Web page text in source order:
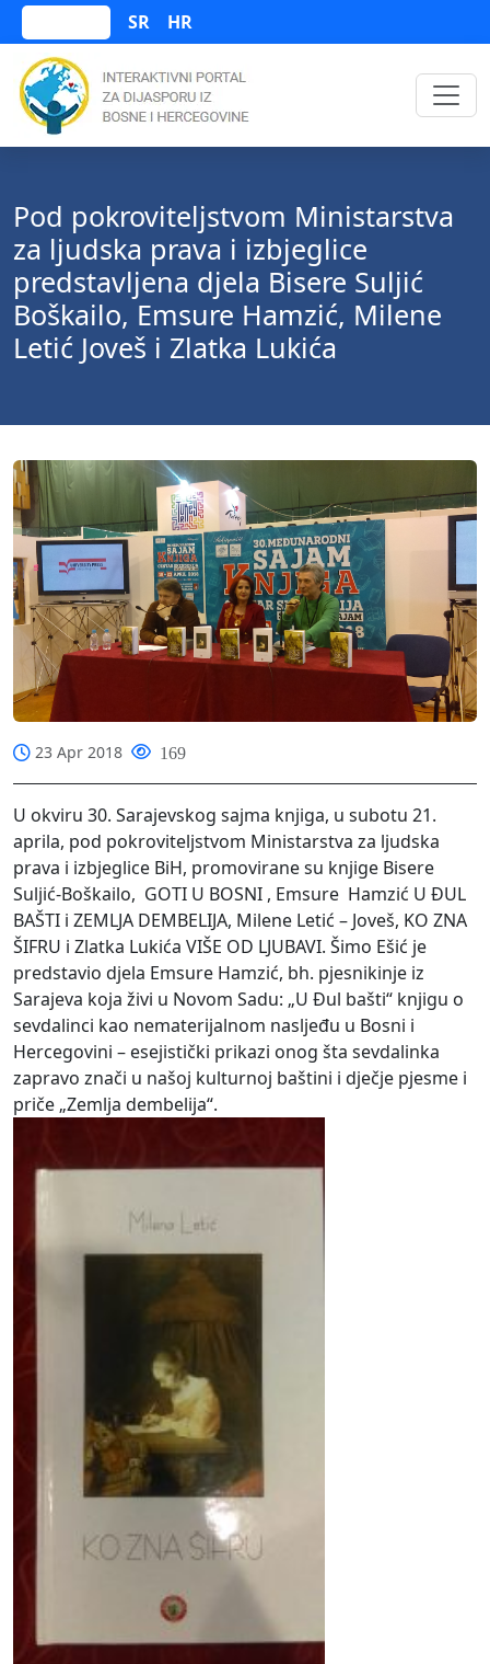
SR HR
Pod pokroviteljstvom Ministarstva
za ljudska prava i izbjeglice
predstavljena djela Bisere Suljić
Boškailo, Emsure Hamzić, Milene
Letić Joveš i Zlatka Lukića
23 Apr 2018 169
U okviru 30. Sarajevskog sajma knjiga, u subotu 21.
aprila, pod pokroviteljstvom Ministarstva za ljudska
prava i izbjeglice BiH, promovirane su knjige Bisere
Suljić-Boškailo, GOTI U BOSNI , Emsure Hamzić U ĐUL
BAŠTI i ZEMLJA DEMBELIJA, Milene Letić – Joveš, KO ZNA
ŠIFRU i Zlatka Lukića VIŠE OD LJUBAVI. Šimo Ešić je
predstavio djela Emsure Hamzić, bh. pjesnikinje iz
Sarajeva koja živi u Novom Sadu: „U Đul bašti“ knjigu o
sevdalinci kao nematerijalnom nasljeđu u Bosni i
Hercegovini – esejistički prikazi onog šta sevdalinka
zapravo znači u našoj kulturnoj baštini i dječje pjesme i
priče „Zemlja dembelija“.